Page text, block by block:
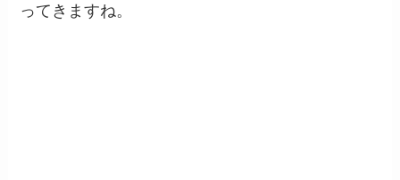
ってきますね。